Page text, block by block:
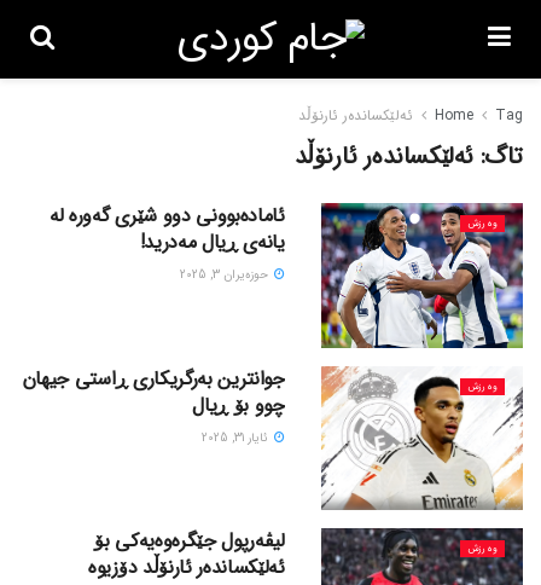
Home Tag ئەلێکساندەر ئارنۆڵد
تاگ: ئەلێکساندەر ئارنۆڵد
وەرزش
ئامادەبوونی دوو شێری گەورە لە
یانەی ڕیال مەدرید!
حوزه‌یران 3, 2025
وەرزش
جوانترین بەرگریکاری ڕاستی جیهان
چوو بۆ ڕیال
ئایار 31, 2025
وەرزش
لیڤەرپول جێگرەوەیەکی بۆ
ئەلێکساندەر ئارنۆڵد دۆزیوە